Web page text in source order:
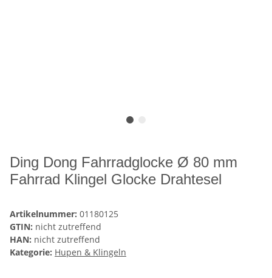
Ding Dong Fahrradglocke Ø 80 mm
Fahrrad Klingel Glocke Drahtesel
Artikelnummer: 01180125
GTIN: nicht zutreffend
HAN: nicht zutreffend
Kategorie: Hupen & Klingeln